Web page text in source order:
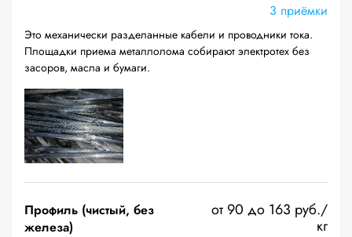
3 приёмки
Это механически разделанные кабели и проводники тока.
Площадки приема металлолома собирают электротех без
засоров, масла и бумаги.
Профиль (чистый, без
железа)
от 90 до 163 руб./
кг